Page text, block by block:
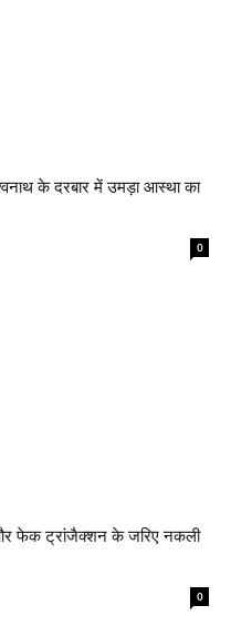
के दरबार में उमड़ा आस्था का
0
और फेक ट्रांजैक्शन के जरिए नकली
0